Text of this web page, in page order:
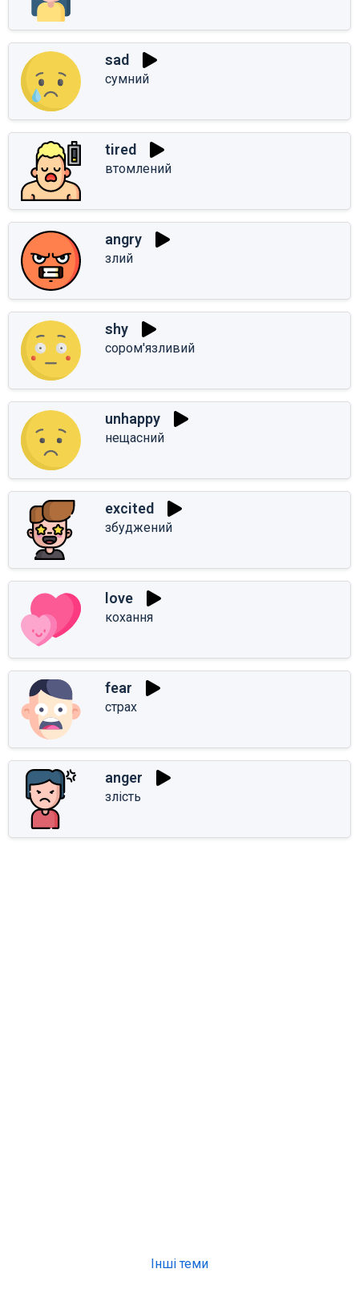
sad
сумний
tired
втомлений
angry
злий
shy
сором'язливий
unhappy
нещасний
excited
збуджений
love
кохання
fear
страх
anger
злість
Інші теми